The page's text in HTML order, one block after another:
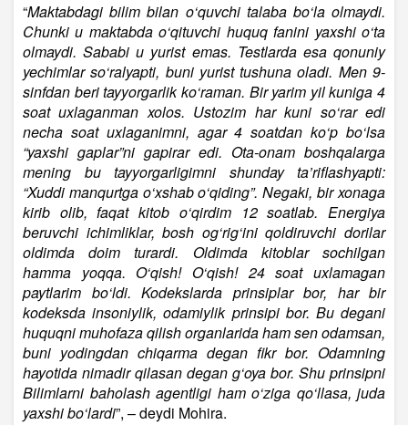
“Maktabdagi bilim bilan o‘quvchi talaba bo‘la olmaydi.
Chunki u maktabda o‘qituvchi huquq fanini yaxshi o‘ta
olmaydi. Sababi u yurist emas. Testlarda esa qonuniy
yechimlar so‘ralyapti, buni yurist tushuna oladi. Men 9-
sinfdan beri tayyorgarlik ko‘raman. Bir yarim yil kuniga 4
soat uxlaganman xolos. Ustozim har kuni so‘rar edi
necha soat uxlaganimni, agar 4 soatdan ko‘p bo‘lsa
“yaxshi gaplar”ni gapirar edi. Ota-onam boshqalarga
mening bu tayyorgarligimni shunday ta’riflashyapti:
“Xuddi manqurtga o‘xshab o‘qiding”. Negaki, bir xonaga
kirib olib, faqat kitob o‘qirdim 12 soatlab. Energiya
beruvchi ichimliklar, bosh og‘rig‘ini qoldiruvchi dorilar
oldimda doim turardi. Oldimda kitoblar sochilgan
hamma yoqqa. O‘qish! O‘qish! 24 soat uxlamagan
paytlarim bo‘ldi. Kodekslarda prinsiplar bor, har bir
kodeksda insoniylik, odamiylik prinsipi bor. Bu degani
huquqni muhofaza qilish organlarida ham sen odamsan,
buni yodingdan chiqarma degan fikr bor. Odamning
hayotida nimadir qilasan degan g‘oya bor. Shu prinsipni
Bilimlarni baholash agentligi ham o‘ziga qo‘llasa, juda
yaxshi bo‘lardi”, – deydi Mohira.